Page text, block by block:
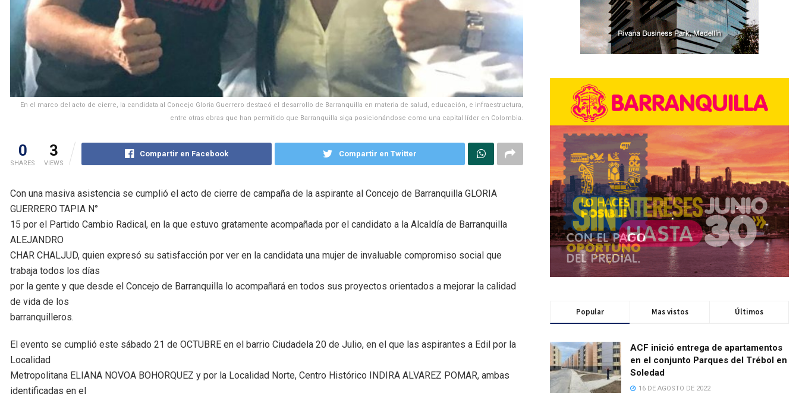
En el marco del acto de cierre, la candidata al Concejo Gloria Guerrero destacó el desarrollo de Barranquilla en materia de salud, educación, e infraestructura,
entre otras obras que han permitido que Barranquilla siga posicionándose como una capital líder en Colombia.
0
SHARES
3
VIEWS
Compartir en Facebook Compartir en Twitter
Con una masiva asistencia se cumplió el acto de cierre de campaña de la aspirante al Concejo de Barranquilla GLORIA
GUERRERO TAPIA N°
15 por el Partido Cambio Radical, en la que estuvo gratamente acompañada por el candidato a la Alcaldía de Barranquilla
ALEJANDRO
CHAR CHALJUD, quien expresó su satisfacción por ver en la candidata una mujer de invaluable compromiso social que
trabaja todos los días
por la gente y que desde el Concejo de Barranquilla lo acompañará en todos sus proyectos orientados a mejorar la calidad
de vida de los
barranquilleros.
El evento se cumplió este sábado 21 de OCTUBRE en el barrio Ciudadela 20 de Julio, en el que las aspirantes a Edil por la
Localidad
Metropolitana ELIANA NOVOA BOHORQUEZ y por la Localidad Norte, Centro Histórico INDIRA ALVAREZ POMAR, ambas
identificadas en el
Popular Mas vistos Últimos
ACF inició entrega de apartamentos
en el conjunto Parques del Trébol en
Soledad
16 DE AGOSTO DE 2022